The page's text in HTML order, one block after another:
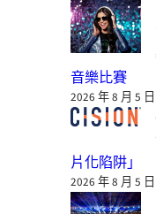
音樂比賽
2026 年 8 月 5 日
片化陷阱」
2026 年 8 月 5 日